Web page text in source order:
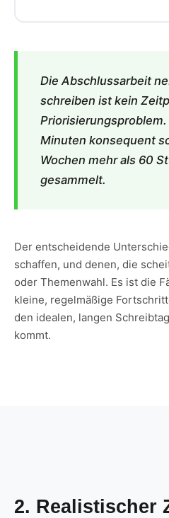
Die Abschlussarbeit
schreiben ist kein
Minuten konsequent
Wochen mehr als 60
gesammelt.
Der entscheidende
schaffen, und denen, die
oder Themenwahl. Es ist die
kleine, regelmäßige
den idealen, langen
kommt.
2. Realistischer